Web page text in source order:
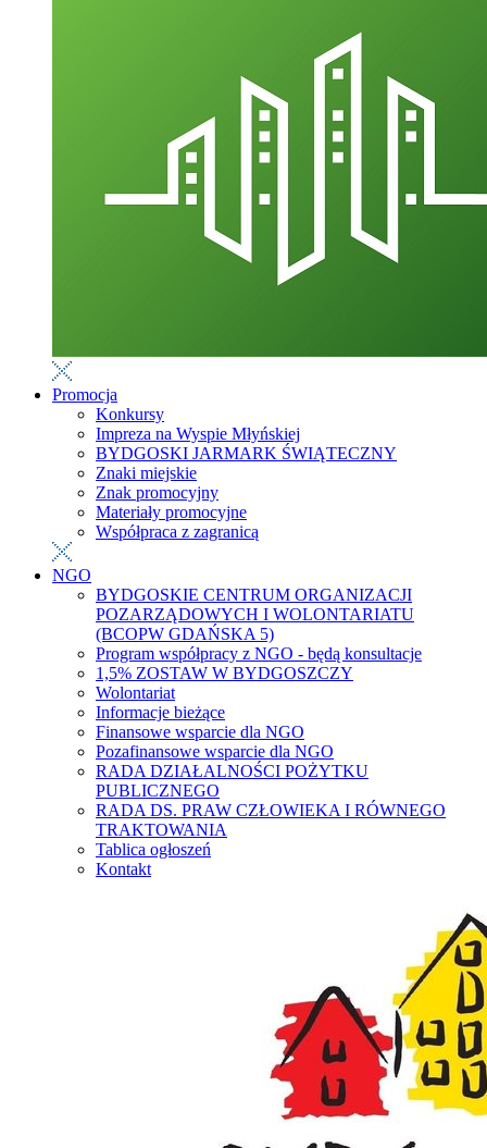
Promocja
Konkursy
Impreza na Wyspie Młyńskiej
BYDGOSKI JARMARK ŚWIĄTECZNY
Znaki miejskie
Znak promocyjny
Materiały promocyjne
Współpraca z zagranicą
NGO
BYDGOSKIE CENTRUM ORGANIZACJI
POZARZĄDOWYCH I WOLONTARIATU
(BCOPW GDAŃSKA 5)
Program współpracy z NGO - będą konsultacje
1,5% ZOSTAW W BYDGOSZCZY
Wolontariat
Informacje bieżące
Finansowe wsparcie dla NGO
Pozafinansowe wsparcie dla NGO
RADA DZIAŁALNOŚCI POŻYTKU
PUBLICZNEGO
RADA DS. PRAW CZŁOWIEKA I RÓWNEGO
TRAKTOWANIA
Tablica ogłoszeń
Kontakt